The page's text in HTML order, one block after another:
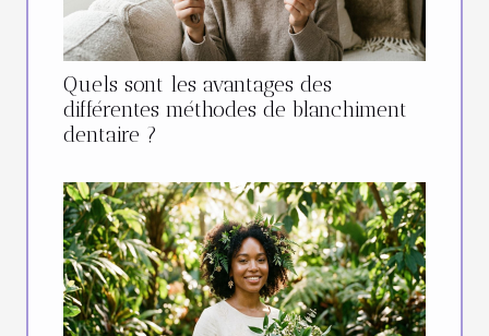
Quels sont les avantages des
différentes méthodes de blanchiment
dentaire ?